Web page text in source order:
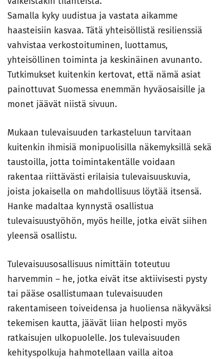
Samalla kyky uudistua ja vastata aikamme
haasteisiin kasvaa. Tätä yhteisöllistä resilienssiä
vahvistaa verkostoituminen, luottamus,
yhteisöllinen toiminta ja keskinäinen avunanto.
Tutkimukset kuitenkin kertovat, että nämä asiat
painottuvat Suomessa enemmän hyväosaisille ja
monet jäävät niistä sivuun.
Mukaan tulevaisuuden tarkasteluun tarvitaan
kuitenkin ihmisiä monipuolisilla näkemyksillä sekä
taustoilla, jotta toimintakentälle voidaan
rakentaa riittävästi erilaisia tulevaisuuskuvia,
joista jokaisella on mahdollisuus löytää itsensä.
Hanke madaltaa kynnystä osallistua
tulevaisuustyöhön, myös heille, jotka eivät siihen
yleensä osallistu.
Tulevaisuusosallisuus nimittäin toteutuu
harvemmin – he, jotka eivät itse aktiivisesti pysty
tai pääse osallistumaan tulevaisuuden
rakentamiseen toiveidensa ja huoliensa näkyväksi
tekemisen kautta, jäävät liian helposti myös
ratkaisujen ulkopuolelle. Jos tulevaisuuden
kehityspolkuja hahmotellaan vailla aitoa